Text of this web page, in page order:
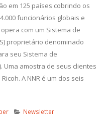
em 125 países cobrindo os
funcionários globais e
com um Sistema de
proprietário denominado
seu Sistema de
Uma amostra de seus clientes
A NNR é um dos seis
Newsletter